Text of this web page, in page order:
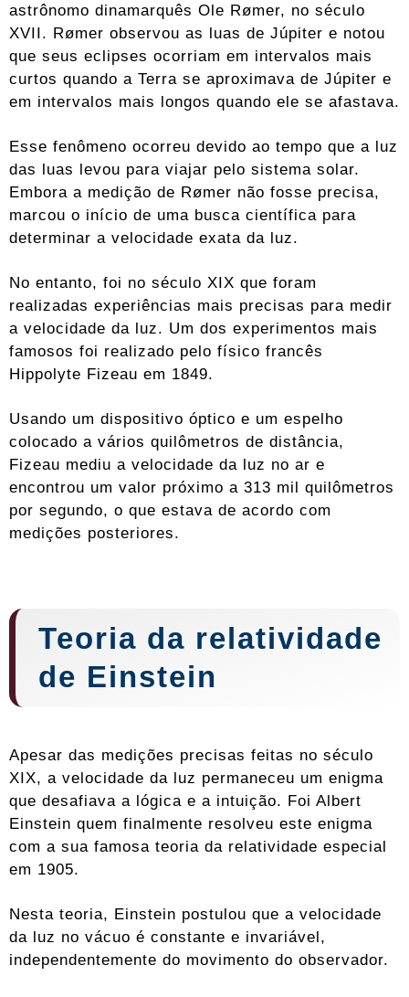
astrônomo dinamarquês Ole Rømer, no século
XVII. Rømer observou as luas de Júpiter e notou
que seus eclipses ocorriam em intervalos mais
curtos quando a Terra se aproximava de Júpiter e
em intervalos mais longos quando ele se afastava.
Esse fenômeno ocorreu devido ao tempo que a luz
das luas levou para viajar pelo sistema solar.
Embora a medição de Rømer não fosse precisa,
marcou o início de uma busca científica para
determinar a velocidade exata da luz.
No entanto, foi no século XIX que foram
realizadas experiências mais precisas para medir
a velocidade da luz. Um dos experimentos mais
famosos foi realizado pelo físico francês
Hippolyte Fizeau em 1849.
Usando um dispositivo óptico e um espelho
colocado a vários quilômetros de distância,
Fizeau mediu a velocidade da luz no ar e
encontrou um valor próximo a 313 mil quilômetros
por segundo, o que estava de acordo com
medições posteriores.
Teoria da relatividade
de Einstein
Apesar das medições precisas feitas no século
XIX, a velocidade da luz permaneceu um enigma
que desafiava a lógica e a intuição. Foi Albert
Einstein quem finalmente resolveu este enigma
com a sua famosa teoria da relatividade especial
em 1905.
Nesta teoria, Einstein postulou que a velocidade
da luz no vácuo é constante e invariável,
independentemente do movimento do observador.